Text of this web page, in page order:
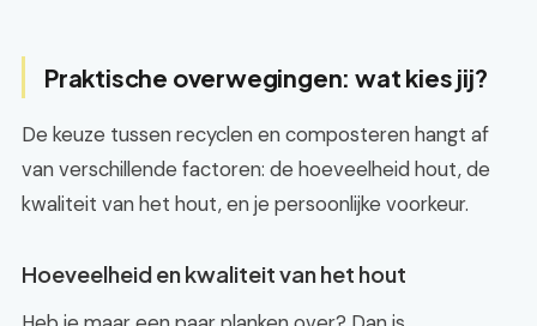
Praktische overwegingen: wat kies jij?
De keuze tussen recyclen en composteren hangt af
van verschillende factoren: de hoeveelheid hout, de
kwaliteit van het hout, en je persoonlijke voorkeur.
Hoeveelheid en kwaliteit van het hout